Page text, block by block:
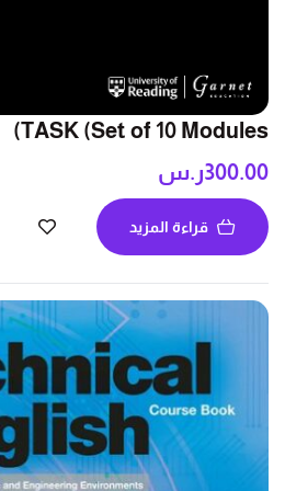
TASK (Set of 10 Modules)
ر.س300.00
قراءة المزيد